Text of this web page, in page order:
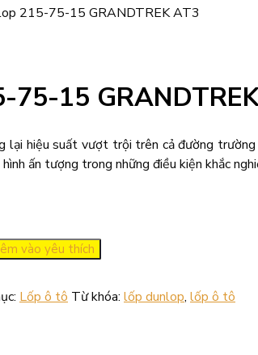
215-75-15 GRANDTREK AT3
75-15
lại hiệu suất vượt trội trên cả đường
ấn tượng trong những điều kiện khắc
vào yêu thích
Lốp ô tô Từ khóa: lốp dunlop, lốp ô tô